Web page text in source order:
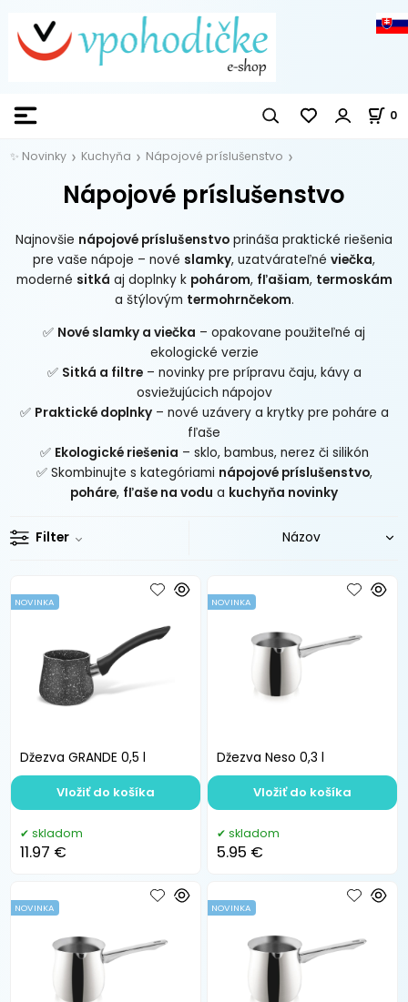
0
✨ Novinky Kuchyňa Nápojové príslušenstvo
Nápojové príslušenstvo
Najnovšie nápojové príslušenstvo prináša praktické riešenia
pre vaše nápoje – nové slamky, uzatvárateľné viečka,
moderné sitká aj doplnky k pohárom, fľašiam, termoskám
a štýlovým termohrnčekom.
✅ Nové slamky a viečka – opakovane použiteľné aj
ekologické verzie
✅ Sitká a filtre– novinky pre prípravu čaju, kávy a
osviežujúcich nápojov
✅ Praktické doplnky– nové uzávery a krytky pre poháre a
fľaše
✅ Ekologické riešenia – sklo, bambus, nerez či silikón
✅ Skombinujte s kategóriami nápojové príslušenstvo,
poháre, fľaše na vodu a kuchyňa novinky
Filter
Džezva GRANDE 0,5 l
NOVINKA
skladom
11.97 €
Vložiť do košíka
Džezva Neso 0,3 l
NOVINKA
skladom
5.95 €
Vložiť do košíka
NOVINKA NOVINKA